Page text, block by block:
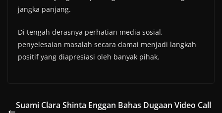
jangka panjang.
Di tengah derasnya perhatian media sosial,
penyelesaian masalah secara damai menjadi langkah
positif yang diapresiasi oleh banyak pihak.
Suami Clara Shinta Enggan Bahas Dugaan Video Call